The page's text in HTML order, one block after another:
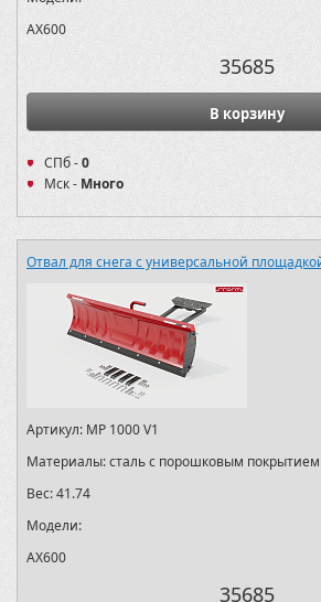
AX600
35685
В корзину
СПб -0
Мск - Много
Отвал для снега с универсальной
Артикул: MP 1000 V1
Материалы:сталь с порошковым покрытием
Вес:41.74
Модели:
AX600
35685